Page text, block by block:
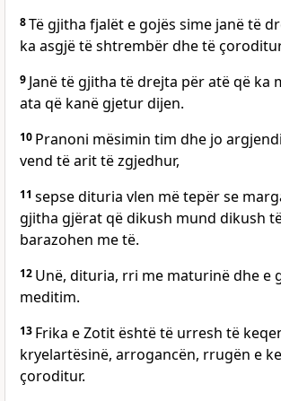
8Të gjitha fjalët e gojës sime janë të
ka asgjë të shtrembër dhe të
9 Janë të gjitha të drejta për atë që ka
ata që kanë gjetur dijen.
10 Pranoni mësimin tim dhe jo
vend të arit të zgjedhur,
11 sepse dituria vlen më tepër se
gjitha gjërat që dikush mund dikush
barazohen me të.
12 Unë, dituria, rri me maturinë dhe e
meditim.
13 Frika e Zotit është të urresh të
kryelartësinë, arrogancën, rrugën e
çoroditur.